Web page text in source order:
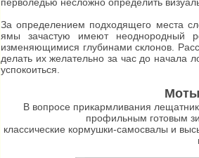
перволедью несложно определить
За определением подходящего места
ямы зачастую имеют неоднородный
изменяющимися глубинами склонов.
делать их желательно за час до начала
успокоиться.
В вопросе прикармливания
профильным готовым
классические кормушки-самосвалы и